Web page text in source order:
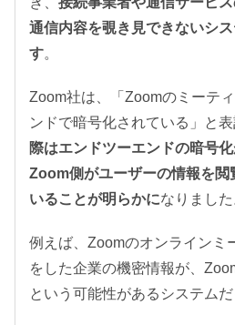
通信内容を覗き見できないシ
す。
Zoom社は、「Zoomのミーテ
ンドで暗号化されている」と
際はエンドツーエンドの暗号化
Zoom側がユーザーの情報を閲
いることが明らかになりました
例えば、Zoomのオンラインミ
をした企業の機密情報が、
という可能性があるシステムだ